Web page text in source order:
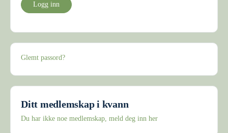
Glemt passord?
Ditt medlemskap i kvann
Du har ikke noe medlemskap, meld deg inn her